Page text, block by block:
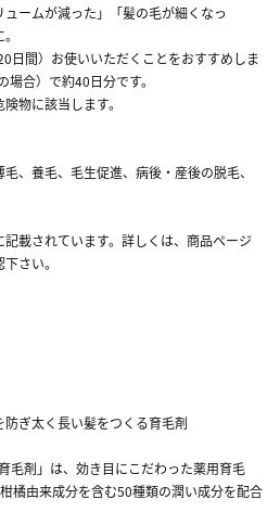
ュームが減った」「髪の毛が細くなっ
日間）お使いいただくことをおすすめしま
合）で約40日分です。
物に該当します。
、養毛、毛生促進、病後・産後の脱毛、
載されています。詳しくは、商品ページ
さい。
ぎ太く長い髪をつくる育毛剤
毛剤」は、効き目にこだわった薬用育毛
橘由来成分を含む50種類の潤い成分を配合